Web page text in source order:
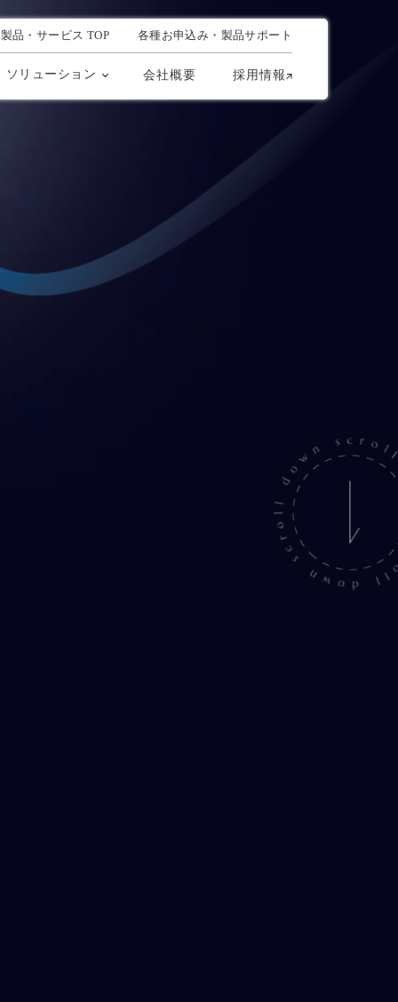
ソリューション 会社概要 採用情報
製品・サービス TOP 各種お申込み・製品サポート